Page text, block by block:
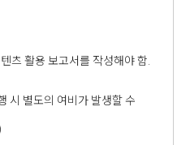
츠 활용 보고서를 작성해야 함.
시 별도의 여비가 발생할 수